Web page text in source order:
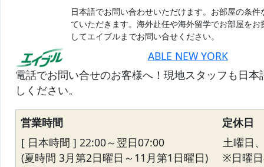
日本語でお問い合わせいただけます。お部屋の条
ていただきます。海外赴任や海外留学でお部屋を
してエイブルまでお問い合せください。
ABLE NEW YORK
電話でお問い合せのお客様へ！現地スタッフも日
しください。
営業時間
定休日
[ 日本時間 ] 22:00～翌日07:00
(夏時間 3月第2日曜日～11月第1日曜日)
土曜日
※日曜